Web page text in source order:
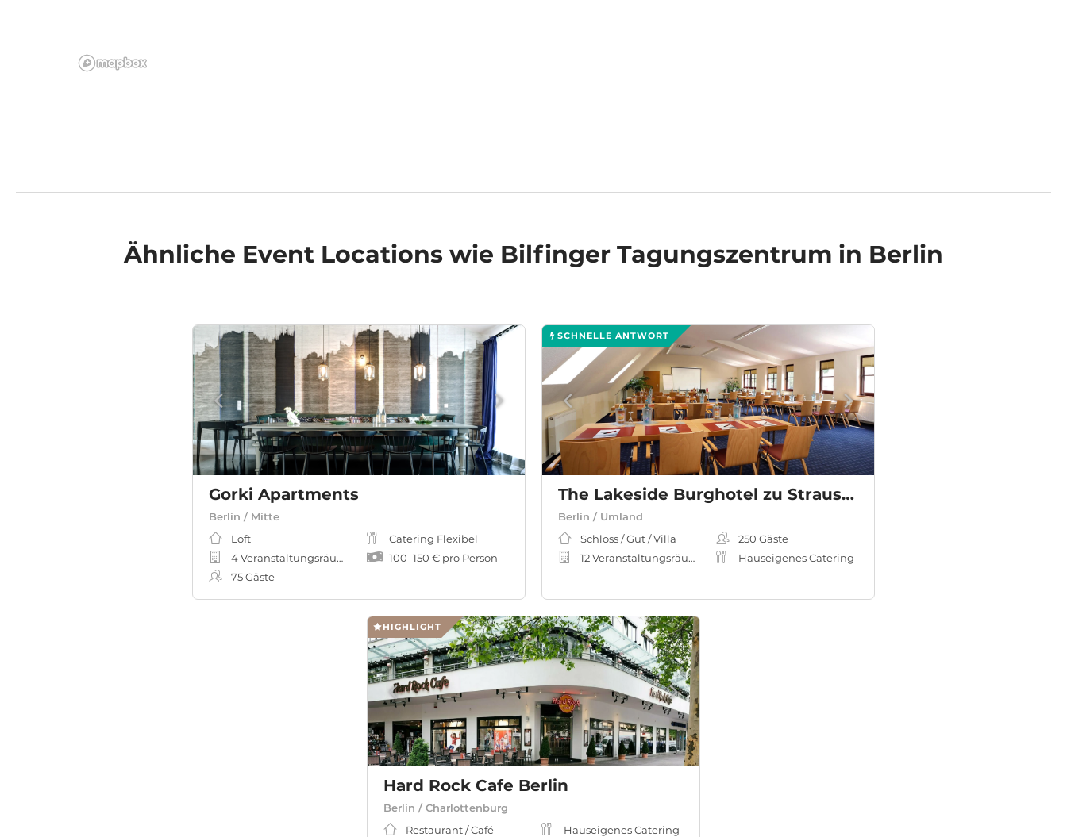
Ähnliche Event Locations wie Bilfinger Tagungszentrum in Berlin
Gorki Apartments
Berlin / Mitte
Loft
4 Veranstaltungsräume
75Gäste
Catering Flexibel
100–150 € pro Person
SCHNELLE ANTWORT
The Lakeside Burghotel zu Strausberg
Berlin / Umland
Schloss / Gut / Villa
12 Veranstaltungsräume
250 Gäste
Hauseigenes Catering
HIGHLIGHT
Hard Rock Cafe Berlin
Berlin / Charlottenburg
Restaurant / Café
Hauseigenes Catering